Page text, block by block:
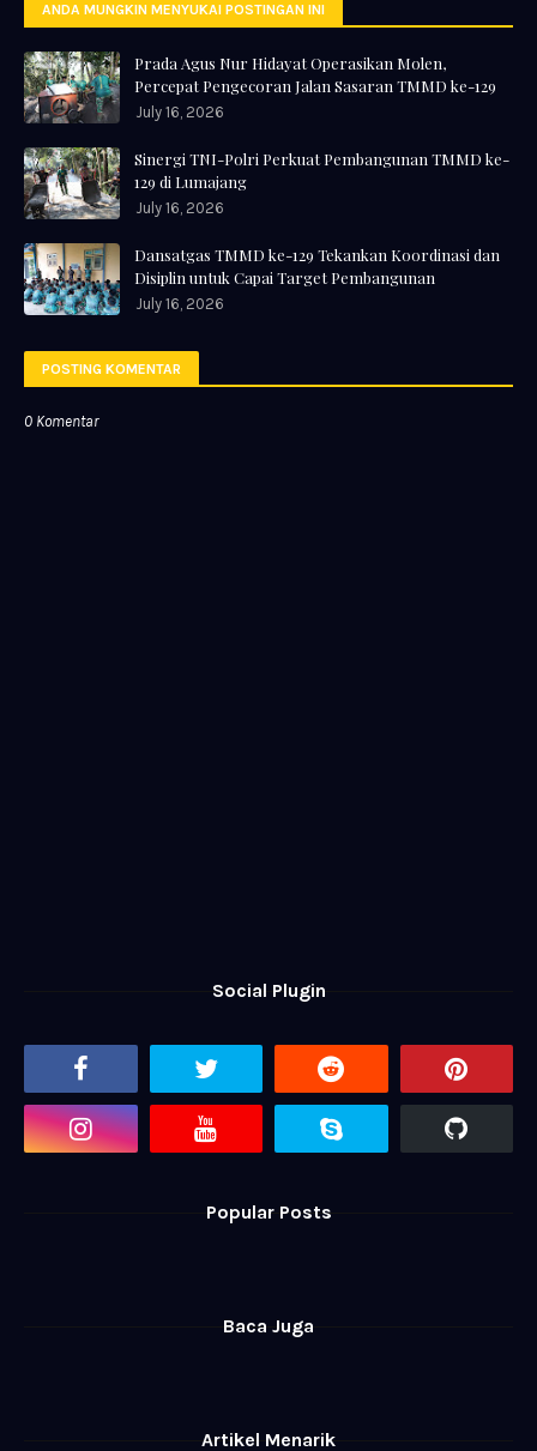
ANDA MUNGKIN MENYUKAI POSTINGAN INI
Prada Agus Nur Hidayat Operasikan Molen,
Percepat Pengecoran Jalan Sasaran TMMD ke-129
July 16, 2026
Sinergi TNI-Polri Perkuat Pembangunan TMMD ke-
129 di Lumajang
July 16, 2026
Dansatgas TMMD ke-129 Tekankan Koordinasi dan
Disiplin untuk Capai Target Pembangunan
July 16, 2026
POSTING KOMENTAR
0 Komentar
Social Plugin
Popular Posts
Baca Juga
Artikel Menarik